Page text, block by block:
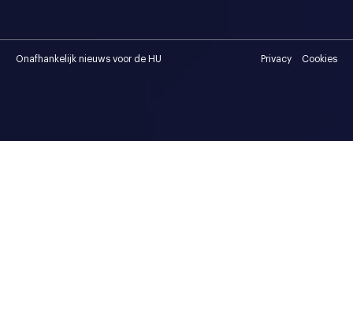
Onafhankelijk nieuws voor de HU Privacy Cookies